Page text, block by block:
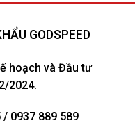
GODSPEED
hoạch và Đầu tư
2024.
/ 0937 889 589